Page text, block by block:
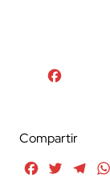
Compartir
FacebookTwitter